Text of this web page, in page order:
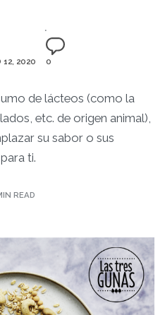
12, 2020 0
de lácteos (como la
etc. de origen animal),
su sabor o sus
ti.
READ